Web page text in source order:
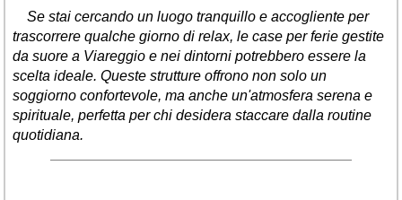
Se stai cercando un luogo tranquillo e accogliente per
trascorrere qualche giorno di relax, le case per ferie gestite
da suore a Viareggio e nei dintorni potrebbero essere la
scelta ideale. Queste strutture offrono non solo un
soggiorno confortevole, ma anche un'atmosfera serena e
spirituale, perfetta per chi desidera staccare dalla routine
quotidiana.
(139)
Umbria(103)
Valle d'Aosta(28)
Veneto(179)